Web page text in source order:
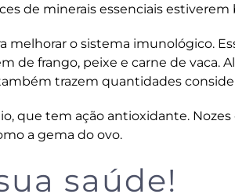
de minerais essenciais estiverem
melhorar o sistema imunológico.
de frango, peixe e carne de vaca.
trazem quantidades
que tem ação antioxidante. Nozes
a gema do ovo.
saúde!